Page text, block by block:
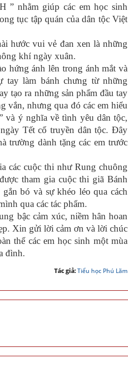
nhằm giúp các em học sinh
tục tập quán của dân tộc Việt
hước vui vẻ đan xen là những
khí ngày xuân.
hứng ánh lên trong ánh mắt và
tay làm bánh chưng từ những
tạo ra những sản phẩm đầu tay
vắn, nhưng qua đó các em hiểu
và ý nghĩa về tình yêu dân tộc,
Tết cổ truyền dân tộc. Đây
trường dành tặng các em trước
cuộc thi như Rung chuông
tham gia cuộc thi giã Bánh
bó và sự khéo léo qua cách
qua các tác phẩm.
bậc cảm xúc, niềm hân hoan
Xin gửi lời cảm ơn và lời chúc
thể các em học sinh một mùa
đình.
Tác giả:Tiểu học Phú Lãm